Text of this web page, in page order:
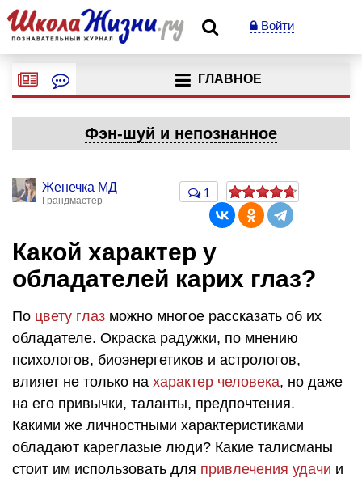
Войти
ГЛАВНОЕ
Фэн-шуй и непознанное
Женечка МД
Грандмастер
1
Какой характер у
обладателей карих глаз?
По цвету глаз можно многое рассказать об их
обладателе. Окраска радужки, по мнению
психологов, биоэнергетиков и астрологов,
влияет не только на характер человека, но даже
на его привычки, таланты, предпочтения.
Какими же личностными характеристиками
обладают кареглазые люди? Какие талисманы
стоит им использовать для привлечения удачи и